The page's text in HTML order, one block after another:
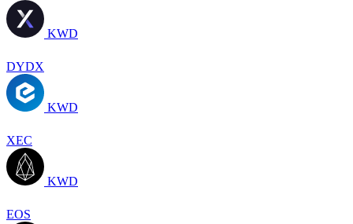
KWD
DYDX
KWD
XEC
KWD
EOS